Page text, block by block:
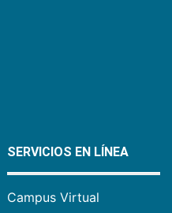
SERVICIOS EN LÍNEA
Campus Virtual